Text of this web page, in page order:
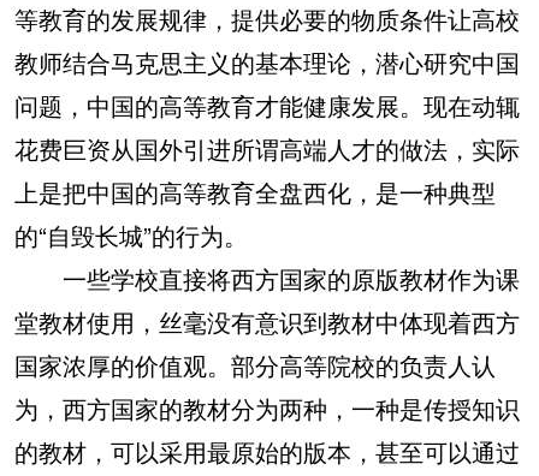
等教育的发展规律，提供必要的物质条件让高校
教师结合马克思主义的基本理论，潜心研究中国
问题，中国的高等教育才能健康发展。现在动辄
花费巨资从国外引进所谓高端人才的做法，实际
上是把中国的高等教育全盘西化，是一种典型
的“自毁长城”的行为。
一些学校直接将西方国家的原版教材作为课
堂教材使用，丝毫没有意识到教材中体现着西方
国家浓厚的价值观。部分高等院校的负责人认
为，西方国家的教材分为两种，一种是传授知识
的教材，可以采用最原始的版本，甚至可以通过